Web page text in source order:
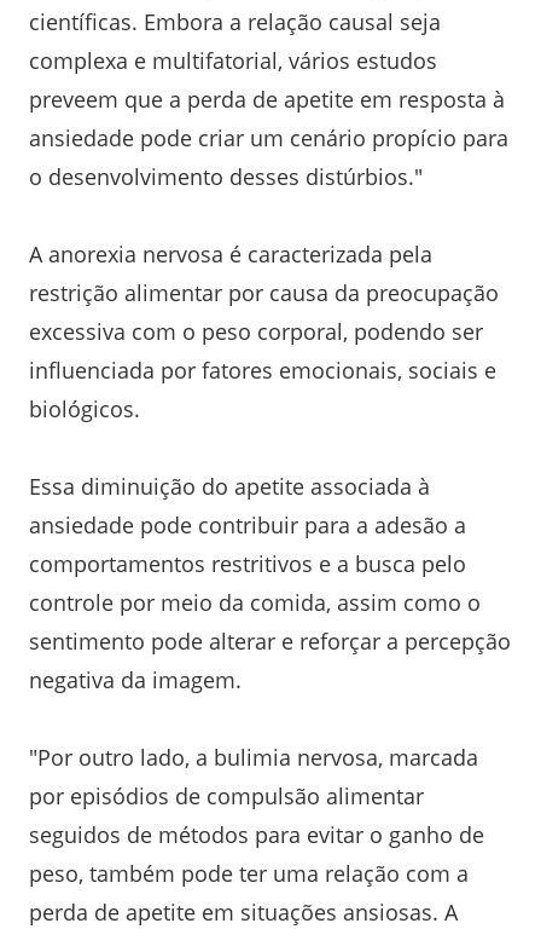
científicas. Embora a relação causal seja
complexa e multifatorial, vários estudos
preveem que a perda de apetite em resposta à
ansiedade pode criar um cenário propício para
o desenvolvimento desses distúrbios."
A anorexia nervosa é caracterizada pela
restrição alimentar por causa da preocupação
excessiva com o peso corporal, podendo ser
influenciada por fatores emocionais, sociais e
biológicos.
Essa diminuição do apetite associada à
ansiedade pode contribuir para a adesão a
comportamentos restritivos e a busca pelo
controle por meio da comida, assim como o
sentimento pode alterar e reforçar a percepção
negativa da imagem.
"Por outro lado, a bulimia nervosa, marcada
por episódios de compulsão alimentar
seguidos de métodos para evitar o ganho de
peso, também pode ter uma relação com a
perda de apetite em situações ansiosas. A